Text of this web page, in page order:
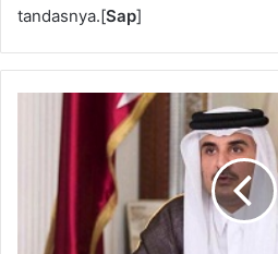
tandasnya.[Sap]